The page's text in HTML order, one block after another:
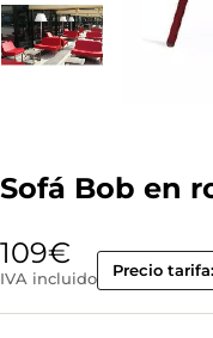
Sofá Bob en
109€
IVA incluido Precio tarifa: